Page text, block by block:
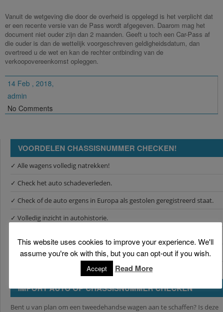
Vanuit de wetgeving die door de overheid is opgelegd is het verplicht dat
er een recente versie van de Pass wordt afgegeven. Daarom mag het
document niet ouder zijn dan 2 maanden. Geeft u toch een Car-Pass af
die ouder is dan de wettelijk voorgeschreven geldigheidsdatum, dan
overtreed u de wet en kan de rechter ontbinding van de
verkoopovereenkomst opleggen.
14 Feb , 2018,
admin
No Comments
VOORDELEN CHASSISNUMMER CHECKEN!
✓ Alle wagens volledig natrekken!
✓ Check het auto schadeverleden.
✓ Check of de auto ergens in Europa als gestolen geregistreerd staat.
✓ Volledig inzicht in autohistorie.
✓ Indien beschikbaar krijgt u foto's van de schade en tellerstanden.
✓ Indien beschikbaar krijgt u informatie over vorige eigenaren.
IMPORT AUTO OP CHASSISNUMMER CHECKEN
Bent u van plan om een tweedehandse wagen aan te schaffen? Is deze
This website uses cookies to improve your experience. We'll
assume you're ok with this, but you can opt-out if you wish.
Accept Read More